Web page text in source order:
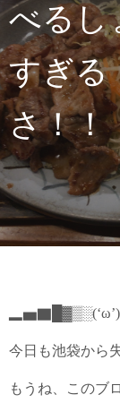
べるし
すぎる
さ！！
今日も池袋から
もうね、このブ